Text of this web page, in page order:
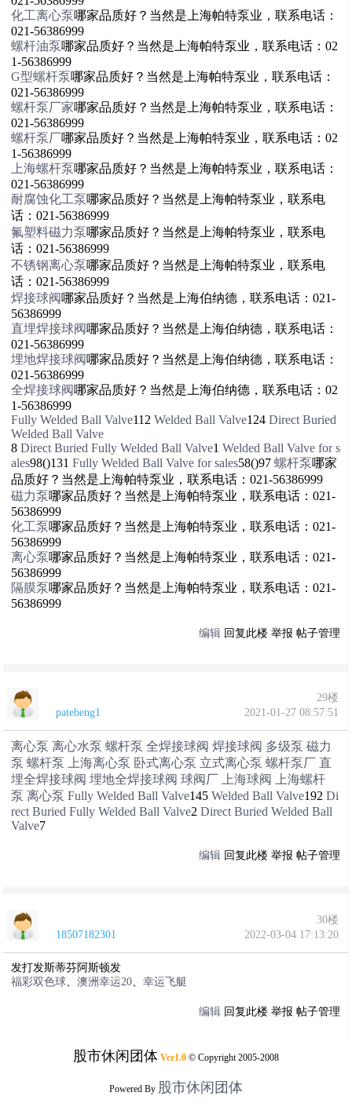
化工离心泵哪家品质好？当然是上海帕特泵业，联系电话：
021-56386999
螺杆油泵哪家品质好？当然是上海帕特泵业，联系电话：02
1-56386999
G型螺杆泵哪家品质好？当然是上海帕特泵业，联系电话：
021-56386999
螺杆泵厂家哪家品质好？当然是上海帕特泵业，联系电话：
021-56386999
螺杆泵厂哪家品质好？当然是上海帕特泵业，联系电话：02
1-56386999
上海螺杆泵哪家品质好？当然是上海帕特泵业，联系电话：
021-56386999
耐腐蚀化工泵哪家品质好？当然是上海帕特泵业，联系电
话：021-56386999
氟塑料磁力泵哪家品质好？当然是上海帕特泵业，联系电
话：021-56386999
不锈钢离心泵哪家品质好？当然是上海帕特泵业，联系电
话：021-56386999
焊接球阀哪家品质好？当然是上海伯纳德，联系电话：021-
56386999
直埋焊接球阀哪家品质好？当然是上海伯纳德，联系电话：
021-56386999
埋地焊接球阀哪家品质好？当然是上海伯纳德，联系电话：
021-56386999
全焊接球阀哪家品质好？当然是上海伯纳德，联系电话：02
1-56386999
Fully Welded Ball Valve112Welded Ball Valve124Direct Buried
Welded Ball Valve
8Direct Buried Fully Welded Ball Valve1Welded Ball Valve for s
ales98()131Fully Welded Ball Valve for sales58()97螺杆泵哪家
品质好？当然是上海帕特泵业，联系电话：021-56386999
磁力泵哪家品质好？当然是上海帕特泵业，联系电话：021-
56386999
化工泵哪家品质好？当然是上海帕特泵业，联系电话：021-
56386999
离心泵哪家品质好？当然是上海帕特泵业，联系电话：021-
56386999
隔膜泵哪家品质好？当然是上海帕特泵业，联系电话：021-
56386999
编辑 回复此楼 举报 帖子管理
29楼
patebeng1
2021-01-27 08:57:51
离心泵 离心水泵 螺杆泵 全焊接球阀 焊接球阀 多级泵 磁力
泵 螺杆泵 上海离心泵 卧式离心泵 立式离心泵 螺杆泵厂 直
埋全焊接球阀 埋地全焊接球阀 球阀厂 上海球阀
上海螺杆
泵 离心泵 Fully Welded Ball Valve145Welded Ball Valve192Di
rect Buried Fully Welded Ball Valve2Direct Buried Welded Ball
Valve7
编辑 回复此楼 举报 帖子管理
30楼
18507182301
2022-03-04 17:13:20
发打发斯蒂芬阿斯顿发
福彩双色球、澳洲幸运20、幸运飞艇
编辑 回复此楼 举报 帖子管理
股市休闲团体 Ver1.0 © Copyright 2005-2008
Powered By 股市休闲团体